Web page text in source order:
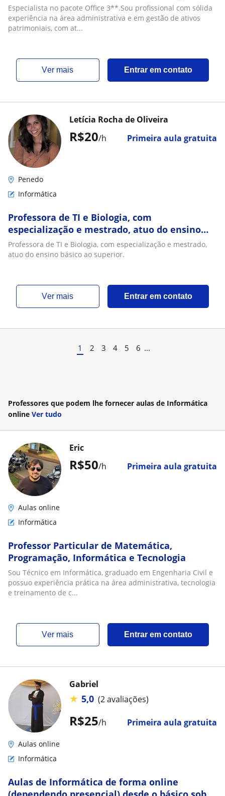
Especialista no pacote Office 3**.Sou profissional com sólida
experiência na área administrativa e em gestão de ativos
patrimoniais, com at...
ver mais Entrar em contato
R$20/h Primeira aula gratuita
Letícia Rocha de Oliveira
Penedo
Informática
Professora de TI e Biologia, com
especialização e mestrado, atuo do ensino
básico ao superior
Professora de TI e Biologia, com especialização e mestrado,
atuo do ensino básico ao superior.
ver mais Entrar em contato
1 2 3 4 5 6 ...
Professores que podem lhe fornecer aulas de Informática
online Ver tudo
R$50/h Primeira aula gratuita
Eric
Aulas online
Informática
Professor Particular de Matemática,
Programação, Informática e Tecnologia
Sou Técnico em Informática, graduado em Engenharia Civil e
possuo experiência prática na área administrativa, tecnologia
e treinamento de c...
ver mais Entrar em contato
R$25/h Primeira aula gratuita
Gabriel
★ 5,0 (2 avaliações)
Aulas online
Informática
Aulas de Informática de forma online